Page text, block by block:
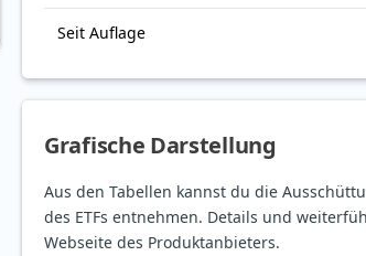
Seit Auflage
Grafische Darstellung
Aus den Tabellen kannst du die
des ETFs entnehmen. Details und
Webseite des Produktanbieters.